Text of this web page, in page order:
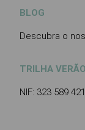
BLOG
Descubra o
TRILHA
NIF: 323 589 421